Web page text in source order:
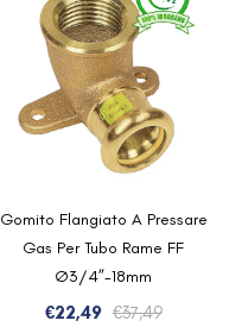
Gomito Flangiato A Pressare
Gas Per Tubo Rame FF
Ø3/4”-18mm
€37,49Il
€22,49
Il